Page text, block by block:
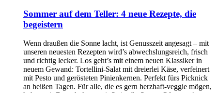
Sommer auf dem Teller: 4 neue Rezepte, die
begeistern
Wenn draußen die Sonne lacht, ist Genusszeit angesagt – mit
unseren neuesten Rezepten wird’s abwechslungsreich, frisch
und richtig lecker. Los geht’s mit einem neuen Klassiker in
neuem Gewand: Tortellini-Salat mit dreierlei Käse, verfeinert
mit Pesto und gerösteten Pinienkernen. Perfekt fürs Picknick
an heißen Tagen. Für alle, die es gern herzhaft-veggie mögen,